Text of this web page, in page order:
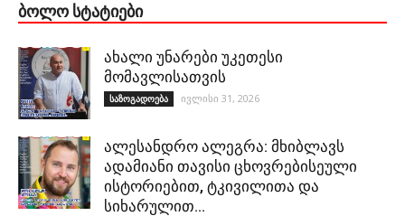
ᲑᲝᲚᲝ ᲡᲢᲐᲢᲘᲔᲑᲘ
ახალი უნარები უკეთესი
მომავლისათვის
საზოგადოება ივლისი 31, 2026
ალესანდრო ალეგრა: მხიბლავს
ადამიანი თავისი ცხოვრებისეული
ისტორიებით, ტკივილითა და
სიხარულით…